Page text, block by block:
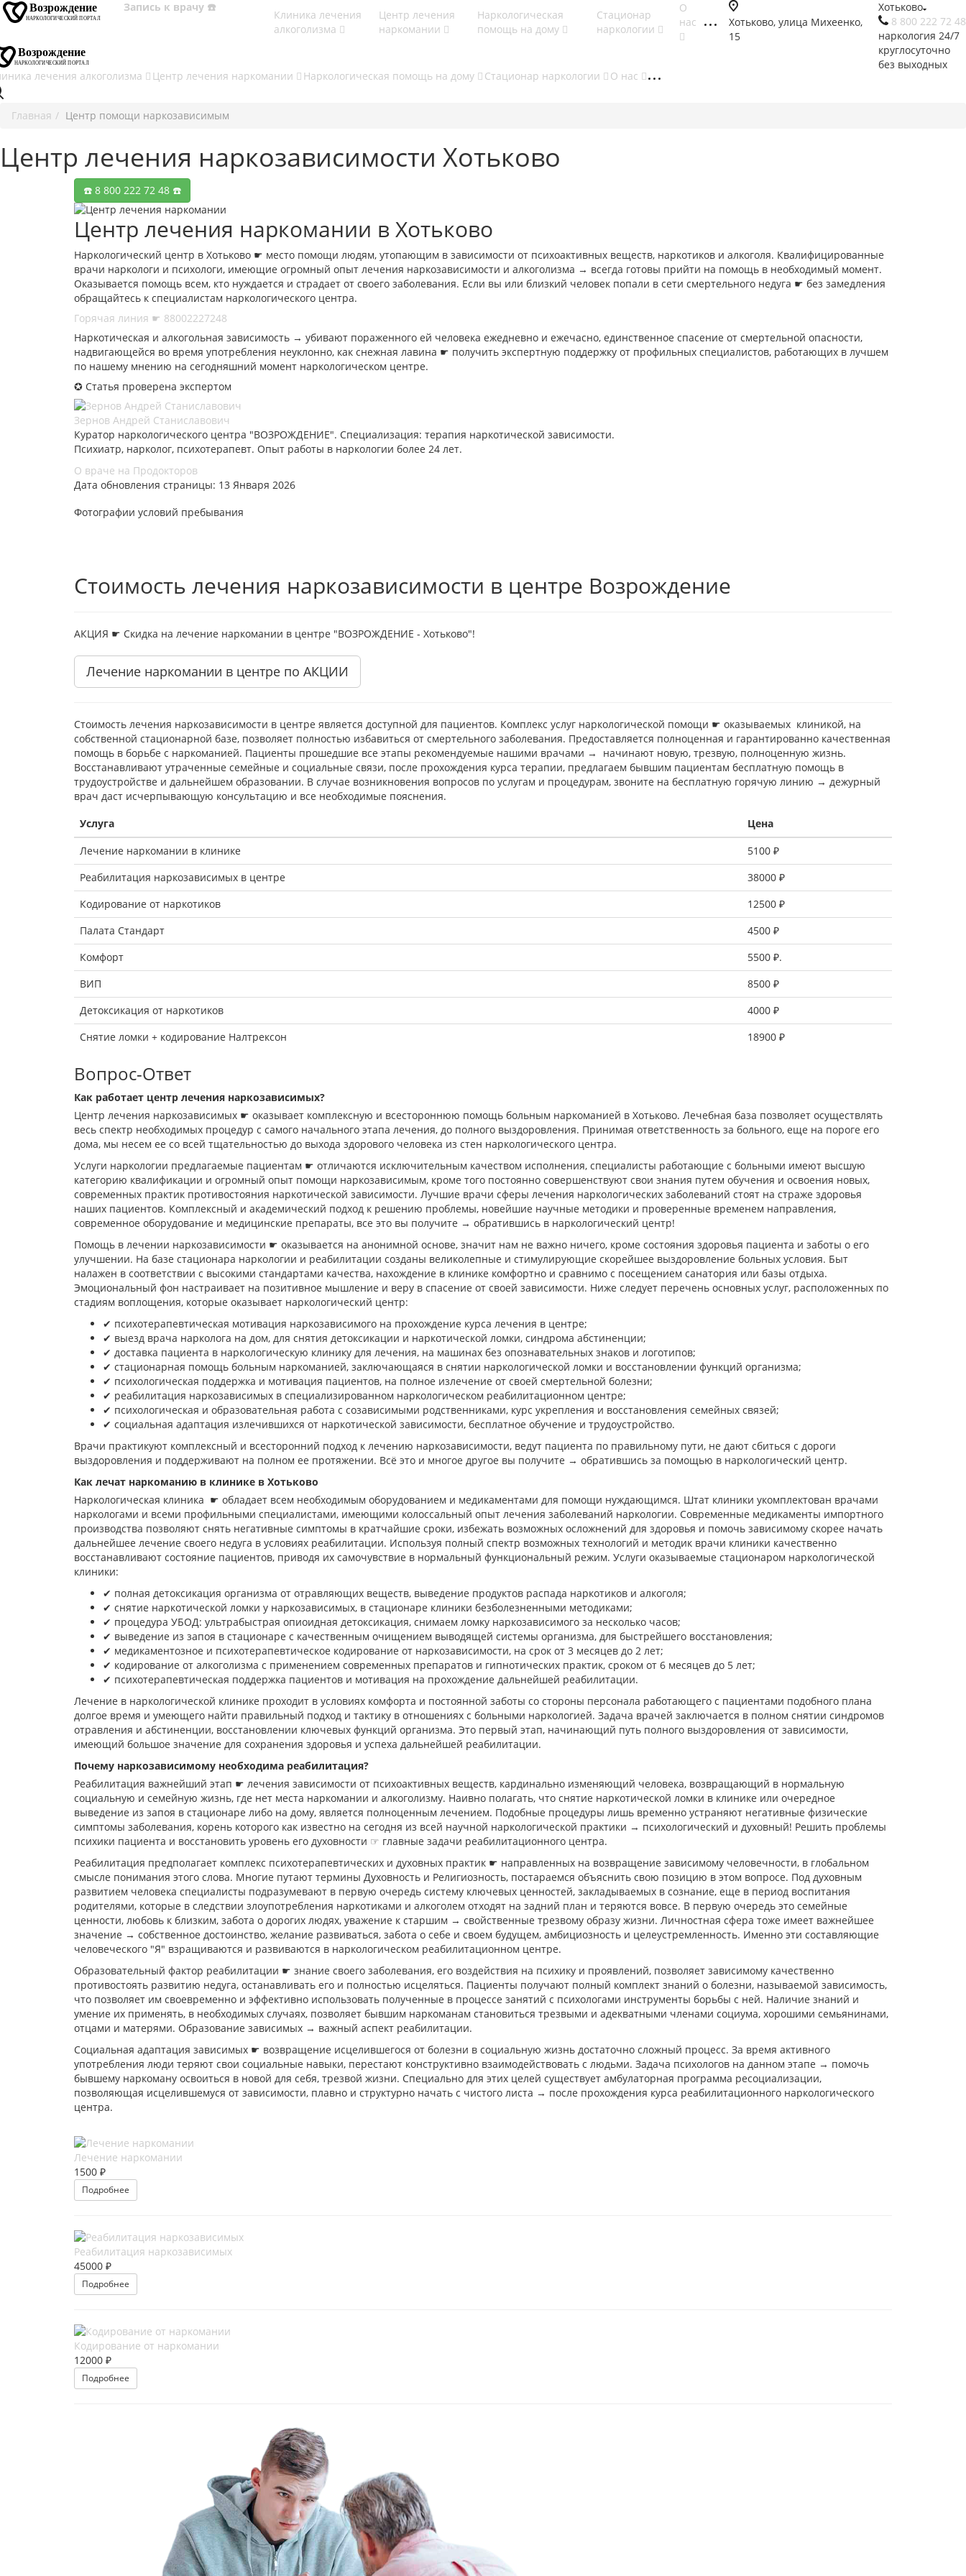
Запись к врачу ☎️
Хотьково
8 800 222 72 48
наркология 24/7
круглосуточно
без выходных
Хотьково, улица Михеенко,
15
Клиника лечения
алкоголизма
Центр лечения
наркомании
Наркологическая
помощь на дому
Стационар
наркологии
О
нас
лечения алкоголизма Центр лечения наркомании Наркологическая помощь на дому Стационар наркологии О нас
Главная Центр помощи наркозависимым
Центр лечения наркозависимости Хотьково
☎️ 8 800 222 72 48 ☎️
Центр лечения наркомании в Хотьково
Наркологический центр в Хотьково ☛ место помощи людям, утопающим в зависимости от психоактивных веществ, наркотиков и алкоголя. Квалифицированные
врачи наркологи и психологи, имеющие огромный опыт лечения наркозависимости и алкоголизма → всегда готовы прийти на помощь в необходимый момент.
Оказывается помощь всем, кто нуждается и страдает от своего заболевания. Если вы или близкий человек попали в сети смертельного недуга ☛ без замедления
обращайтесь к специалистам наркологического центра.
Горячая линия ☛ 88002227248
Наркотическая и алкогольная зависимость → убивают пораженного ей человека ежедневно и ежечасно, единственное спасение от смертельной опасности,
надвигающейся во время употребления неуклонно, как снежная лавина ☛ получить экспертную поддержку от профильных специалистов, работающих в лучшем
по нашему мнению на сегодняшний момент наркологическом центре.
✪ Статья проверена экспертом
Зернов Андрей Станиславович
Куратор наркологического центра "ВОЗРОЖДЕНИЕ". Специализация: терапия наркотической зависимости.
Психиатр, нарколог, психотерапевт. Опыт работы в наркологии более 24 лет.
О враче на Продокторов
Дата обновления страницы: 13 Января 2026
Фотографии условий пребывания
Стоимость лечения наркозависимости в центре Возрождение
АКЦИЯ ☛ Скидка на лечение наркомании в центре "ВОЗРОЖДЕНИЕ - Хотьково"!
Лечение наркомании в центре по АКЦИИ
Стоимость лечения наркозависимости в центре является доступной для пациентов. Комплекс услуг наркологической помощи ☛ оказываемых клиникой, на
собственной стационарной базе, позволяет полностью избавиться от смертельного заболевания. Предоставляется полноценная и гарантированно качественная
помощь в борьбе с наркоманией. Пациенты прошедшие все этапы рекомендуемые нашими врачами → начинают новую, трезвую, полноценную жизнь.
Восстанавливают утраченные семейные и социальные связи, после прохождения курса терапии, предлагаем бывшим пациентам бесплатную помощь в
трудоустройстве и дальнейшем образовании. В случае возникновения вопросов по услугам и процедурам, звоните на бесплатную горячую линию → дежурный
врач даст исчерпывающую консультацию и все необходимые пояснения.
Услуга
Цена
Лечение наркомании в клинике
5100 ₽
Реабилитация наркозависимых в центре
38000 ₽
Кодирование от наркотиков
12500 ₽
Палата Стандарт
4500 ₽
Комфорт
5500 ₽.
ВИП
8500 ₽
Детоксикация от наркотиков
4000 ₽
Снятие ломки + кодирование Налтрексон
18900 ₽
Вопрос-Ответ
Как работает центр лечения наркозависимых?
Центр лечения наркозависимых ☛ оказывает комплексную и всестороннюю помощь больным наркоманией в Хотьково. Лечебная база позволяет осуществлять
весь спектр необходимых процедур с самого начального этапа лечения, до полного выздоровления. Принимая ответственность за больного, еще на пороге его
дома, мы несем ее со всей тщательностью до выхода здорового человека из стен наркологического центра.
Услуги наркологии предлагаемые пациентам ☛ отличаются исключительным качеством исполнения, специалисты работающие с больными имеют высшую
категорию квалификации и огромный опыт помощи наркозависимым, кроме того постоянно совершенствуют свои знания путем обучения и освоения новых,
современных практик противостояния наркотической зависимости. Лучшие врачи сферы лечения наркологических заболеваний стоят на страже здоровья
наших пациентов. Комплексный и академический подход к решению проблемы, новейшие научные методики и проверенные временем направления,
современное оборудование и медицинские препараты, все это вы получите → обратившись в наркологический центр!
Помощь в лечении наркозависимости ☛ оказывается на анонимной основе, значит нам не важно ничего, кроме состояния здоровья пациента и заботы о его
улучшении. На базе стационара наркологии и реабилитации созданы великолепные и стимулирующие скорейшее выздоровление больных условия. Быт
налажен в соответствии с высокими стандартами качества, нахождение в клинике комфортно и сравнимо с посещением санатория или базы отдыха.
Эмоциональный фон настраивает на позитивное мышление и веру в спасение от своей зависимости. Ниже следует перечень основных услуг, расположенных по
стадиям воплощения, которые оказывает наркологический центр:
✔︎ психотерапевтическая мотивация наркозависимого на прохождение курса лечения в центре;
✔︎ выезд врача нарколога на дом, для снятия детоксикации и наркотической ломки, синдрома абстиненции;
✔︎ доставка пациента в наркологическую клинику для лечения, на машинах без опознавательных знаков и логотипов;
✔︎ стационарная помощь больным наркоманией, заключающаяся в снятии наркологической ломки и восстановлении функций организма;
✔︎ психологическая поддержка и мотивация пациентов, на полное излечение от своей смертельной болезни;
✔︎ реабилитация наркозависимых в специализированном наркологическом реабилитационном центре;
✔︎ психологическая и образовательная работа с созависимыми родственниками, курс укрепления и восстановления семейных связей;
✔︎ социальная адаптация излечившихся от наркотической зависимости, бесплатное обучение и трудоустройство.
Врачи практикуют комплексный и всесторонний подход к лечению наркозависимости, ведут пациента по правильному пути, не дают сбиться с дороги
выздоровления и поддерживают на полном ее протяжении. Всё это и многое другое вы получите → обратившись за помощью в наркологический центр.
Как лечат наркоманию в клинике в Хотьково
Наркологическая клиника ☛ обладает всем необходимым оборудованием и медикаментами для помощи нуждающимся. Штат клиники укомплектован врачами
наркологами и всеми профильными специалистами, имеющими колоссальный опыт лечения заболеваний наркологии. Современные медикаменты импортного
производства позволяют снять негативные симптомы в кратчайшие сроки, избежать возможных осложнений для здоровья и помочь зависимому скорее начать
дальнейшее лечение своего недуга в условиях реабилитации. Используя полный спектр возможных технологий и методик врачи клиники качественно
восстанавливают состояние пациентов, приводя их самочувствие в нормальный функциональный режим. Услуги оказываемые стационаром наркологической
клиники:
✔︎ полная детоксикация организма от отравляющих веществ, выведение продуктов распада наркотиков и алкоголя;
✔︎ снятие наркотической ломки у наркозависимых, в стационаре клиники безболезненными методиками;
✔︎ процедура УБОД: ультрабыстрая опиоидная детоксикация, снимаем ломку наркозависимого за несколько часов;
✔︎ выведение из запоя в стационаре с качественным очищением выводящей системы организма, для быстрейшего восстановления;
✔︎ медикаментозное и психотерапевтическое кодирование от наркозависимости, на срок от 3 месяцев до 2 лет;
✔︎ кодирование от алкоголизма с применением современных препаратов и гипнотических практик, сроком от 6 месяцев до 5 лет;
✔︎ психотерапевтическая поддержка пациентов и мотивация на прохождение дальнейшей реабилитации.
Лечение в наркологической клинике проходит в условиях комфорта и постоянной заботы со стороны персонала работающего с пациентами подобного плана
долгое время и умеющего найти правильный подход и тактику в отношениях с больными наркологией. Задача врачей заключается в полном снятии синдромов
отравления и абстиненции, восстановлении ключевых функций организма. Это первый этап, начинающий путь полного выздоровления от зависимости,
имеющий большое значение для сохранения здоровья и успеха дальнейшей реабилитации.
Почему наркозависимому необходима реабилитация?
Реабилитация важнейший этап ☛ лечения зависимости от психоактивных веществ, кардинально изменяющий человека, возвращающий в нормальную
социальную и семейную жизнь, где нет места наркомании и алкоголизму. Наивно полагать, что снятие наркотической ломки в клинике или очередное
выведение из запоя в стационаре либо на дому, является полноценным лечением. Подобные процедуры лишь временно устраняют негативные физические
симптомы заболевания, корень которого как известно на сегодня из всей научной наркологической практики → психологический и духовный! Решить проблемы
психики пациента и восстановить уровень его духовности ☞ главные задачи реабилитационного центра.
Реабилитация предполагает комплекс психотерапевтических и духовных практик ☛ направленных на возвращение зависимому человечности, в глобальном
смысле понимания этого слова. Многие путают термины Духовность и Религиозность, постараемся объяснить свою позицию в этом вопросе. Под духовным
развитием человека специалисты подразумевают в первую очередь систему ключевых ценностей, закладываемых в сознание, еще в период воспитания
родителями, которые в следствии злоупотребления наркотиками и алкоголем отходят на задний план и теряются вовсе. В первую очередь это семейные
ценности, любовь к близким, забота о дорогих людях, уважение к старшим → свойственные трезвому образу жизни. Личностная сфера тоже имеет важнейшее
значение → собственное достоинство, желание развиваться, забота о себе и своем будущем, амбициозность и целеустремленность. Именно эти составляющие
человеческого "Я" взращиваются и развиваются в наркологическом реабилитационном центре.
Образовательный фактор реабилитации ☛ знание своего заболевания, его воздействия на психику и проявлений, позволяет зависимому качественно
противостоять развитию недуга, останавливать его и полностью исцеляться. Пациенты получают полный комплект знаний о болезни, называемой зависимость,
что позволяет им своевременно и эффективно использовать полученные в процессе занятий с психологами инструменты борьбы с ней. Наличие знаний и
умение их применять, в необходимых случаях, позволяет бывшим наркоманам становиться трезвыми и адекватными членами социума, хорошими семьянинами,
отцами и матерями. Образование зависимых → важный аспект реабилитации.
Социальная адаптация зависимых ☛ возвращение исцелившегося от болезни в социальную жизнь достаточно сложный процесс. За время активного
употребления люди теряют свои социальные навыки, перестают конструктивно взаимодействовать с людьми. Задача психологов на данном этапе → помочь
бывшему наркоману освоиться в новой для себя, трезвой жизни. Специально для этих целей существует амбулаторная программа ресоциализации,
позволяющая исцелившемуся от зависимости, плавно и структурно начать с чистого листа → после прохождения курса реабилитационного наркологического
центра.
Лечение наркомании
1500 ₽
Подробнее
Реабилитация наркозависимых
45000 ₽
Подробнее
Кодирование от наркомании
12000 ₽
Подробнее